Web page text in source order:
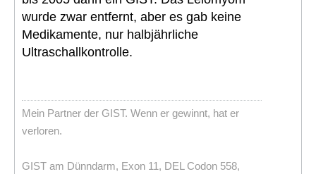
wurde zwar entfernt, aber es gab keine
Medikamente, nur halbjährliche
Ultraschallkontrolle.
Mein Partner der GIST. Wenn er gewinnt, hat er
verloren.
GIST am Dünndarm, Exon 11, DEL Codon 558,